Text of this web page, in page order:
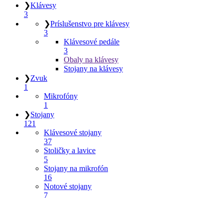
❯Klávesy
3
❯Príslušenstvo pre klávesy
3
Klávesové pedále
3
Obaly na klávesy
Stojany na klávesy
❯Zvuk
1
Mikrofóny
1
❯Stojany
121
Klávesové stojany
37
Stoličky a lavice
5
Stojany na mikrofón
16
Notové stojany
7